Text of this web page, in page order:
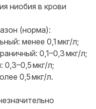
ниобия в крови
(норма):
менее 0,1 мкг/л;
0,1–0,3 мкг/л;
0,3–0,5 мкг/л;
0,5 мкг/л.